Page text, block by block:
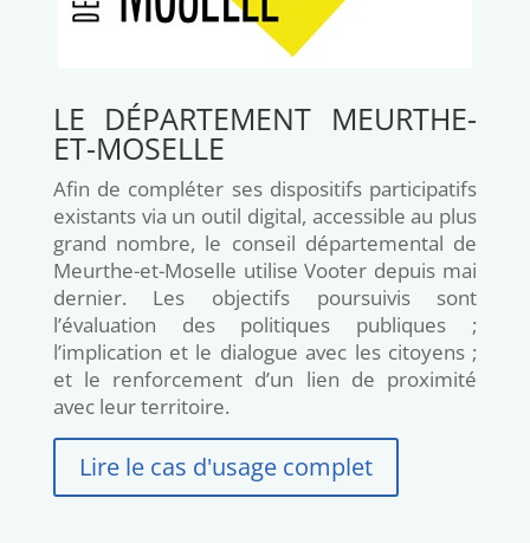
LE DÉPARTEMENT MEURTHE-
ET-MOSELLE
Afin de compléter ses dispositifs participatifs
existants via un outil digital, accessible au plus
grand nombre, le conseil départemental de
Meurthe-et-Moselle utilise Vooter depuis mai
dernier. Les objectifs poursuivis sont
l’évaluation des politiques publiques ;
l’implication et le dialogue avec les citoyens ;
et le renforcement d’un lien de proximité
avec leur territoire.
Lire le cas d'usage complet